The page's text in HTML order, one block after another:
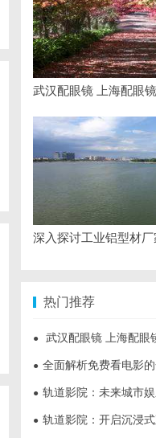
武汉配眼镜 上海配眼镜
热门推荐
● 武汉配眼镜 上海配眼
● 全面解析免费看电影
● 轨道影院：未来城市娱乐
● 轨道影院：开启沉浸式观